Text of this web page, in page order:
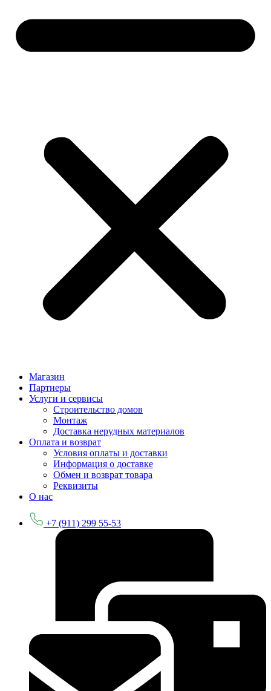
Магазин
Партнеры
Услуги и сервисы
Строительство домов
Монтаж
Доставка нерудных материалов
Оплата и возврат
Условия оплаты и доставки
Информация о доставке
Обмен и возврат товара
Реквизиты
О нас
+7 (911) 299 55-53